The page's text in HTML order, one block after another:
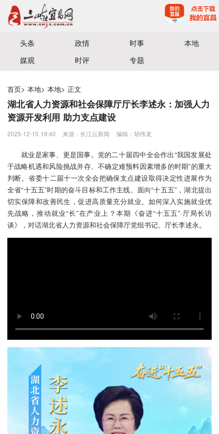
宜昌三峡融媒体中心主办
头条 政情 时事
本地
媒观
时评 专题
首页> 本地> 本地> 正文
湖北省人力资源和社会保障厅厅长李述永：加强人力
资源开发利用 助力支点建设
2025-12-15 19:40 来源：​长江云新闻 编辑：胡伟龙
就业是家事、更是国事。党的二十届四中全会作出“我国发展处
于战略机遇和风险挑战并存、不确定难预料因素增多的时期”的重大
判断。省委十二届十一次全会把确保支点建设取得决定性进展作为
全省“十五五”时期的奋斗目标和工作主线。面向“十五五”，湖北提出
切实保障和改善民生，促进高质量充分就业。如何深入实施就业优
先战略，推动就业“长”在产业上？本期《奋进“十五五”·厅局长访
谈》，对话湖北省人力资源和社会保障厅党组书记、厅长李述永。